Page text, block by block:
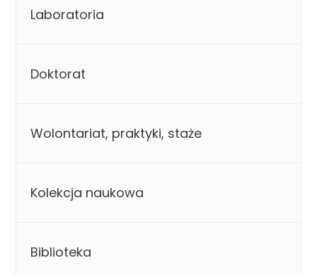
Laboratoria
Doktorat
Wolontariat, praktyki, staże
Kolekcja naukowa
Biblioteka